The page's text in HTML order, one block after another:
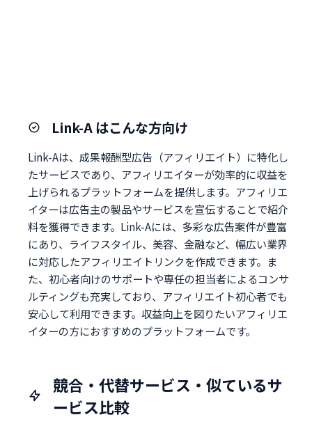
Link-A はこんな方向け
Link-Aは、成果報酬型広告（アフィリエイト）に特化し
たサービスであり、アフィリエイターが効率的に収益を
上げられるプラットフォームを提供します。アフィリエ
イターは広告主の製品やサービスを宣伝することで紹介
料を獲得できます。Link-Aには、多彩な広告案件が豊富
にあり、ライフスタイル、美容、金融など、幅広い業界
に対応したアフィリエイトリンクを作成できます。ま
た、初心者向けのサポートや専任の担当者によるコンサ
ルティングも充実しており、アフィリエイト初心者でも
安心して利用できます。収益向上を図りたいアフィリエ
イターの方におすすめのプラットフォームです。
競合・代替サービス・似ているサ
ービス比較